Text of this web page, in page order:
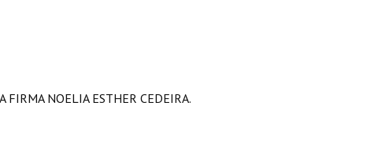
FIRMA NOELIA ESTHER CEDEIRA.